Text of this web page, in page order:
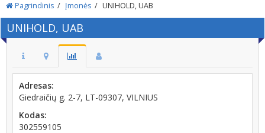
Pagrindinis Įmonės UNIHOLD, UAB
UNIHOLD, UAB
Adresas:
Giedraičių g. 2-7, LT-09307, VILNIUS
Kodas:
302559105